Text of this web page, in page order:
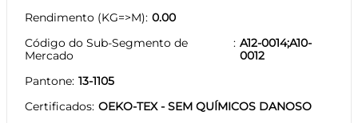
Rendimento (KG=>M) 0.00
Código do Sub-Segmento de
Mercado
A12-0014;A10-
0012
Pantone 13-1105
Certificados OEKO-TEX - SEM QUÍMICOS DANOSO